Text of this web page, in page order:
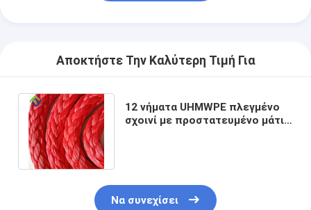
Αποκτήστε Την Καλύτερη Τιμή Για
12 νήματα UHMWPE πλεγμένο
σχοινί με προστατευμένο μάτι
Να συνεχίσει